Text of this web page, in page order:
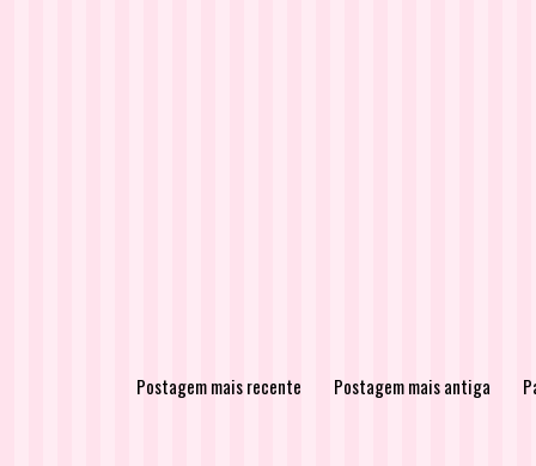
Postagem mais recente Postagem mais antiga